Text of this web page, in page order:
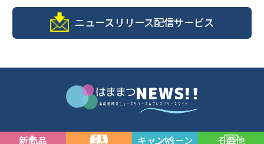
ニュースリリース配信サービス
新商品 開店 キャンペーン その他